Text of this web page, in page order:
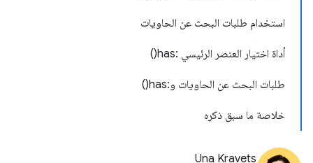
استخدام طلبات البحث عن الحاويات
أداة اختيار العنصر الرئيسي :has()
طلبات البحث عن الحاويات و:has()
خلاصة ما سبق ذكره
Una Kravets